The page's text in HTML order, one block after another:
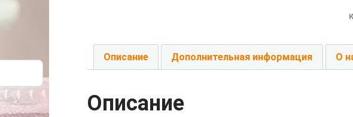
Описание Дополнительная информация О
Описание